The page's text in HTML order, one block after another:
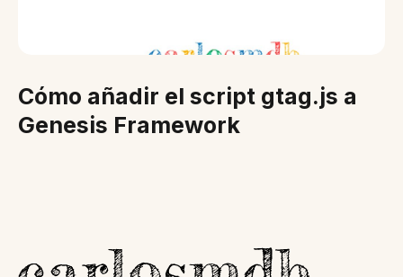
Cómo añadir el script gtag.js a
Genesis Framework